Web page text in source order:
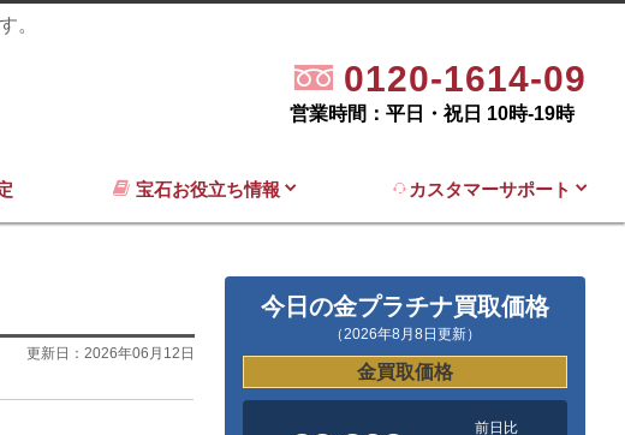
。
0120-1614-09
営業時間：平日・祝日 10時-19時
宝石お役立ち情報 カスタマーサポート
更新日： 2026年06月12日
今日の金プラチナ買取価格
（2026年8月8日更新）
金買取価格
前日比